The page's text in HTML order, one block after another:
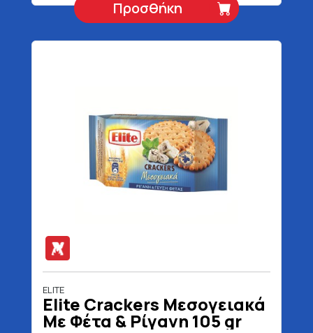
Προσθήκη
ELITE
Elite Crackers Μεσογειακά
Με Φέτα & Ρίγανη 105 gr